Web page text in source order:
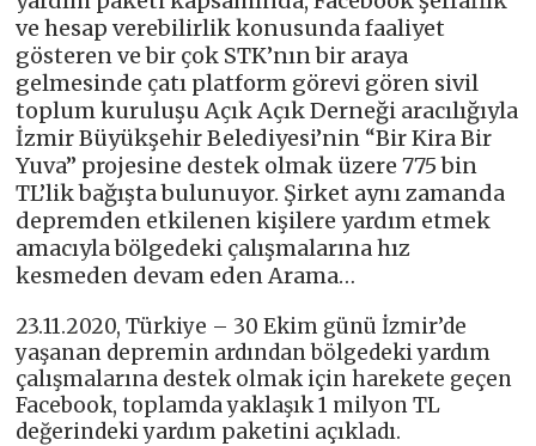
ve hesap verebilirlik konusunda faaliyet
gösteren ve bir çok STK’nın bir araya
gelmesinde çatı platform görevi gören sivil
toplum kuruluşu Açık Açık Derneği aracılığıyla
İzmir Büyükşehir Belediyesi’nin “Bir Kira Bir
Yuva” projesine destek olmak üzere 775 bin
TL’lik bağışta bulunuyor. Şirket aynı zamanda
depremden etkilenen kişilere yardım etmek
amacıyla bölgedeki çalışmalarına hız
kesmeden devam eden Arama…
23.11.2020, Türkiye – 30 Ekim günü İzmir’de
yaşanan depremin ardından bölgedeki yardım
çalışmalarına destek olmak için harekete geçen
Facebook, toplamda yaklaşık 1 milyon TL
değerindeki yardım paketini açıkladı.